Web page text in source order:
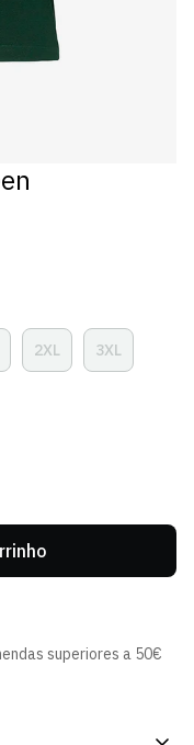
2XLVariante
Esgotada
3XLVariante
Esgotada
superiores a 50€